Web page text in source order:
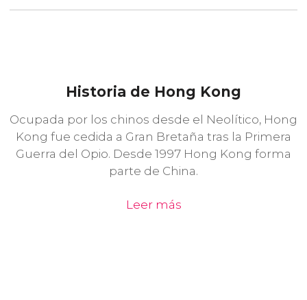
Historia de Hong Kong
Ocupada por los chinos desde el Neolítico, Hong
Kong fue cedida a Gran Bretaña tras la Primera
Guerra del Opio. Desde 1997 Hong Kong forma
parte de China.
Leer más